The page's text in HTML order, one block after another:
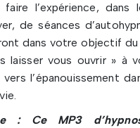
l’expérience,
de séances
dans votre objectif
laisser vous ouvrir » à
vers l’épanouissement
: Ce MP3